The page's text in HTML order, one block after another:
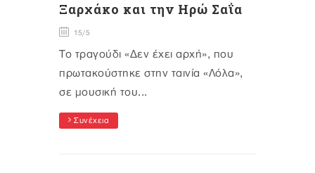
Ξαρχάκο και την Ηρώ Σαΐα
15/5
Το τραγούδι «Δεν έχει αρχή», που
πρωτακούστηκε στην ταινία «Λόλα»,
σε μουσική του...
Συνέχεια